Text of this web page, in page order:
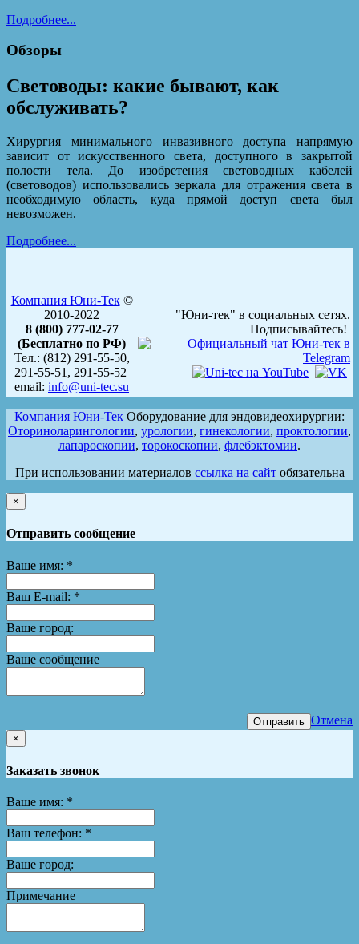
Подробнее...
Обзоры
Световоды: какие бывают, как
обслуживать?
Хирургия минимального инвазивного доступа напрямую
зависит от искусственного света, доступного в закрытой
полости тела. До изобретения световодных кабелей
(световодов) использовались зеркала для отражения света в
необходимую область, куда прямой доступ света был
невозможен.
Подробнее...
Компания Юни-Тек©
2010-2022
8 (800) 777-02-77
(Бесплатно по РФ)
Тел.: (812) 291-55-50,
291-55-51, 291-55-52
email: info@uni-tec.su
"Юни-тек" в социальных сетях.
Подписывайтесь!
Компания Юни-Тек Оборудование для эндовидеохирургии:
Оториноларингологии, урологии, гинекологии, проктологии,
лапароскопии, торокоскопии, флебэктомии.
При использовании материалов ссылка на сайтобязательна
×
Отправить сообщение
Ваше имя: *
Ваш E-mail: *
Ваше город:
Ваше сообщение
Отправить Отмена
×
Заказать звонок
Ваше имя: *
Ваш телефон: *
Ваше город:
Примечание